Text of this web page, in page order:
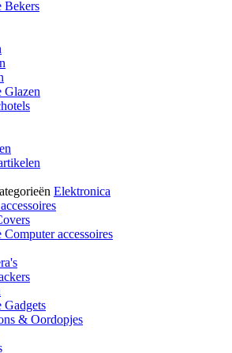
Bekers
Glazen
Elektronica
accessoires
& Oordopjes